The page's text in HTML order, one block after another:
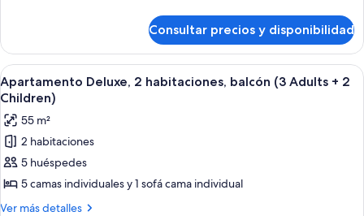
balcón
(5
Adults)
Deluxe,
habitaciones,
balcón
Adults)
Consultar precios y disponibilidad
Abrir
todas
las
fotos
de
Apartamento
Deluxe,
2
Una sala de estar moderna con un
6
Apartamento Deluxe, 2 habitaciones, balcón (3 Adults + 2
Children)
55 m²
2 habitaciones
5 huéspedes
5 camas individuales y 1 sofá cama individual
Ver más detalles
Más